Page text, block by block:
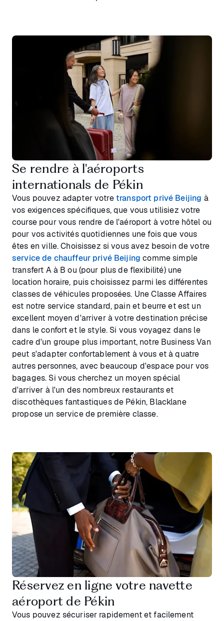
Se rendre à l'aéroports
internationals de Pékin
Vous pouvez adapter votretransport privé Beijing à
vos exigences spécifiques, que vous utilisiez votre
course pour vous rendre de l'aéroport à votre hôtel ou
pour vos activités quotidiennes une fois que vous
êtes en ville. Choisissez si vous avez besoin de votre
service de chauffeur privé Beijing comme simple
transfert A à B ou (pour plus de flexibilité) une
location horaire, puis choisissez parmi les différentes
classes de véhicules proposées. Une Classe Affaires
est notre service standard, pain et beurre et est un
excellent moyen d'arriver à votre destination précise
dans le confort et le style. Si vous voyagez dans le
cadre d'un groupe plus important, notre Business Van
peut s'adapter confortablement à vous et à quatre
autres personnes, avec beaucoup d'espace pour vos
bagages. Si vous cherchez un moyen spécial
d'arriver à l'un des nombreux restaurants et
discothèques fantastiques de Pékin, Blacklane
propose un service de première classe.
Réservez en ligne votre navette
aéroport de Pékin
Vous pouvez sécuriser rapidement et facilement